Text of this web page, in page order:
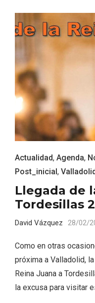
Actualidad, Agenda,
Post_inicial,
Llegada de
Tordesillas
David Vázquez 28/02/
Como en otras
próxima a Valladolid,
Reina Juana a
la excusa para visitar
Recorre los